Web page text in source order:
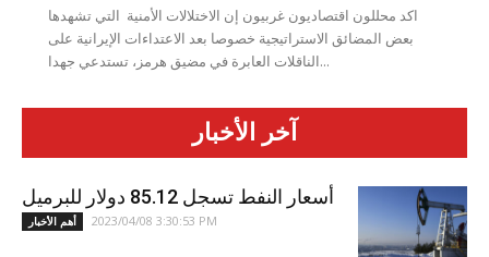
اكد محللون اقتصاديون غربيون إن الاختلالات الأمنية التي تشهدها
بعض المضائق الاستراتيجية خصوصا بعد الاعتداءات الإيرانية على
الناقلات العابرة في مضيق هرمز، تستدعي جهدا...
آخر الأخبار
أسعار النفط تسجل 85.12 دولار للبرميل
أهم الأخبار 2023/04/08 3:30:53 PM